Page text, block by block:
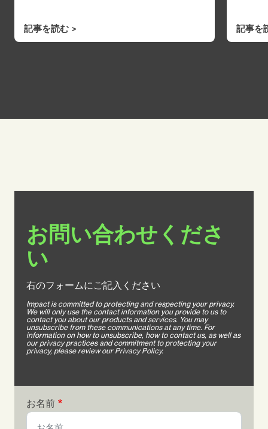
記事を読む 記事を
お問い合わせくださ
い
右のフォームにご記入ください
Impact is committed to protecting and respecting your privacy.
We will only use the contact information you provide to us to
contact you about our products and services. You may
unsubscribe from these communications at any time. For
information on how to unsubscribe, how to contact us, as well as
our privacy practices and commitment to protecting your
privacy, please review our Privacy Policy.
お名前